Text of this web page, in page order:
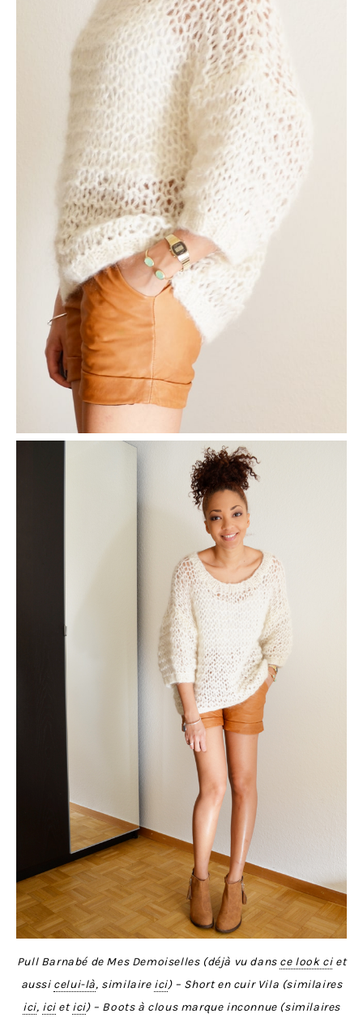
Pull Barnabé de Mes Demoiselles (déjà vu dans ce look ciet
aussi celui-là, similaire ici) – Short en cuir Vila (similaires
ici, icietici) – Boots à clous marque inconnue (similaires